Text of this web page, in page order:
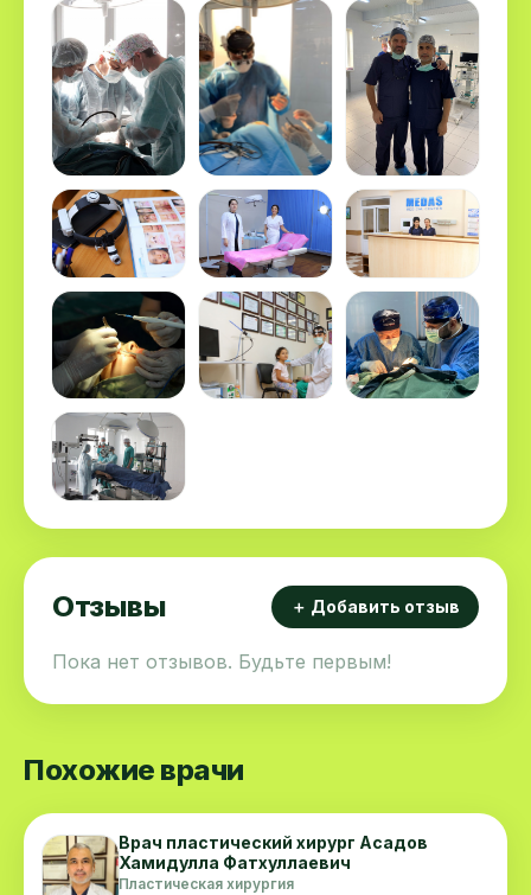
Отзывы ＋ Добавить отзыв
Пока нет отзывов. Будьте первым!
Похожие врачи
Врач пластический хирург Асадов
Хамидулла Фатхуллаевич
Пластическая хирургия